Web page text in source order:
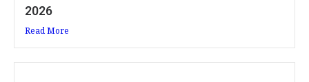
2026
Read More